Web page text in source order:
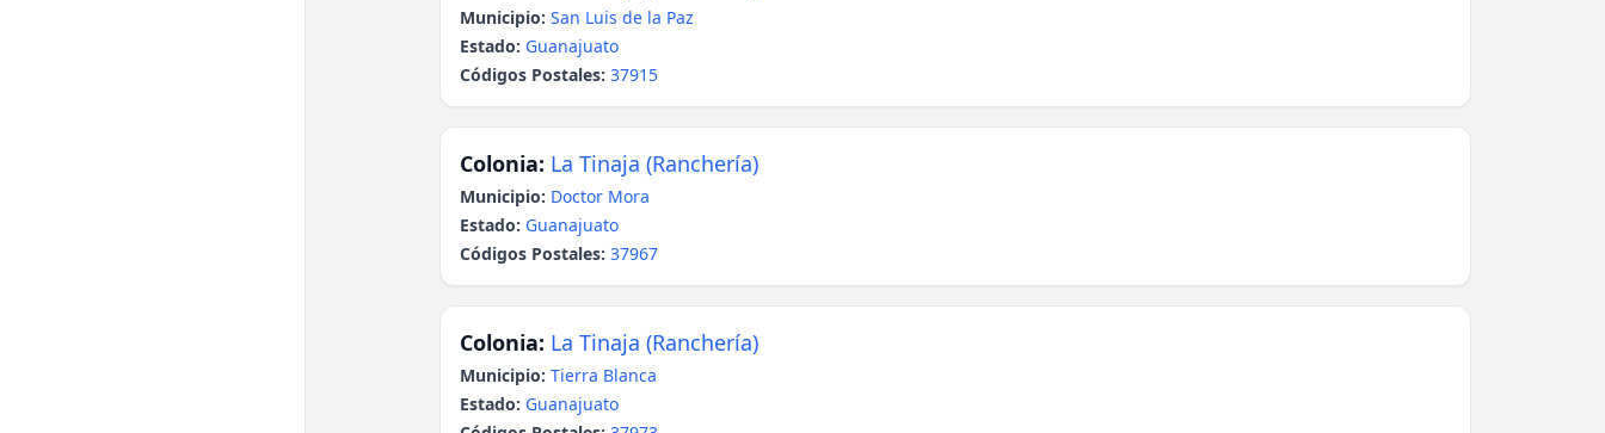
Municipio: San Luis de la Paz
Estado: Guanajuato
Códigos Postales: 37915
Colonia: La Tinaja (Ranchería)
Municipio: Doctor Mora
Estado: Guanajuato
Códigos Postales: 37967
Colonia: La Tinaja (Ranchería)
Municipio: Tierra Blanca
Estado: Guanajuato